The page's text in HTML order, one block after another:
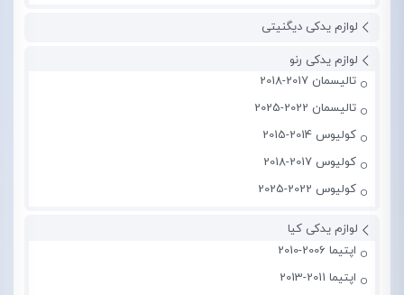
لوازم یدکی دیگنیتی
لوازم یدکی رنو
تالیسمان 2017-2018
تالیسمان 2022-2025
کولیوس 2014-2015
کولیوس 2017-2018
کولیوس 2022-2025
لوازم یدکی کیا
اپتیما 2006-2010
اپتیما 2011-2013